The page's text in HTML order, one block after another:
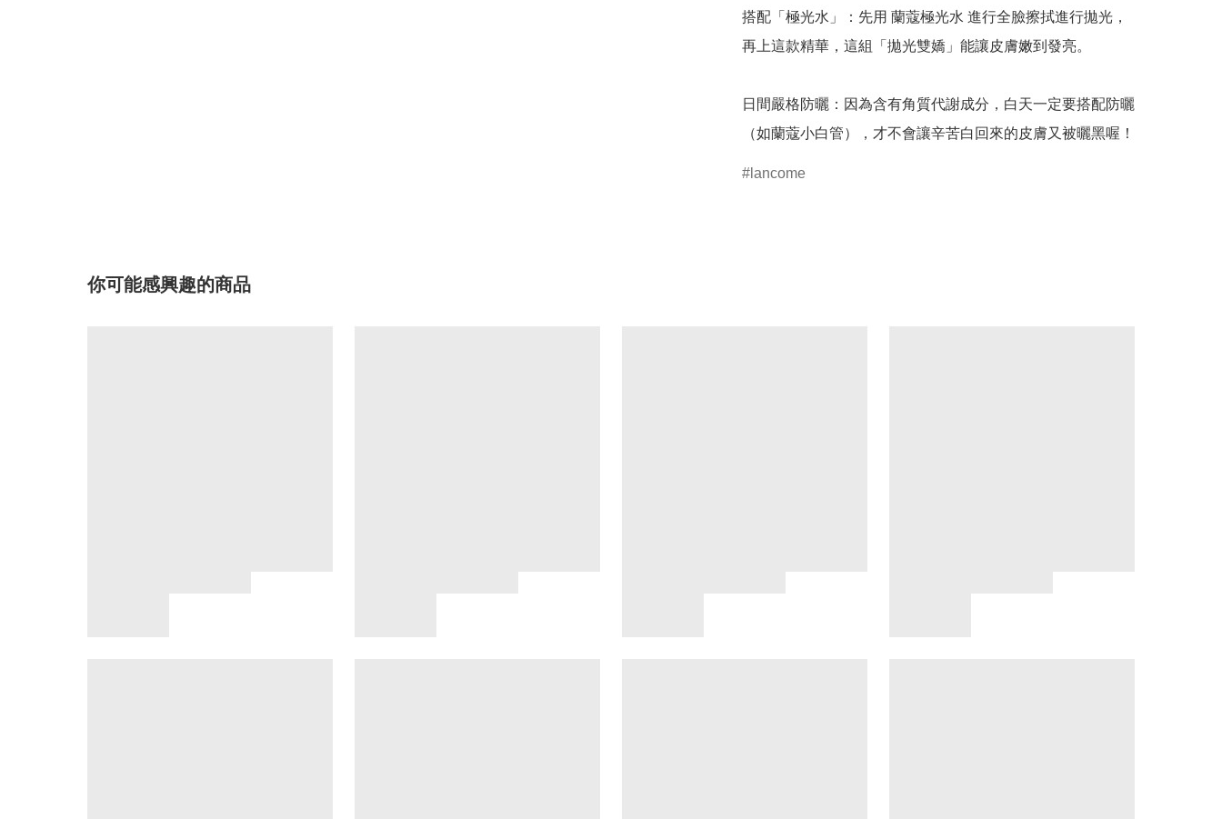
搭配「極光水」：先用 蘭蔻極光水 進行全臉擦拭進行拋光，
再上這款精華，這組「拋光雙嬌」能讓皮膚嫩到發亮。
日間嚴格防曬：因為含有角質代謝成分，白天一定要搭配防曬
（如蘭蔻小白管），才不會讓辛苦白回來的皮膚又被曬黑喔！
lancome
你可能感興趣的商品